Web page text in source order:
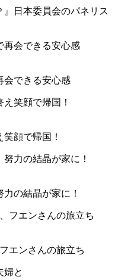
日本委員会のパネリス
会できる安心感
顔で帰国！
の結晶が家に！
エンさんの旅立ち